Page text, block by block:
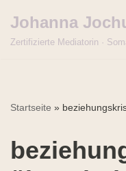
Zum
Johanna
Zertifizierte Mediatorin ·
Startseite »